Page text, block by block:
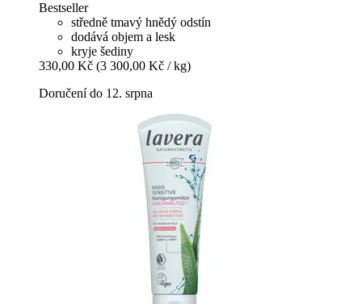
Bestseller
středně tmavý hnědý odstín
dodává objem a lesk
kryje šediny
330,00 Kč (3 300,00 Kč / kg)
Doručení do 12. srpna